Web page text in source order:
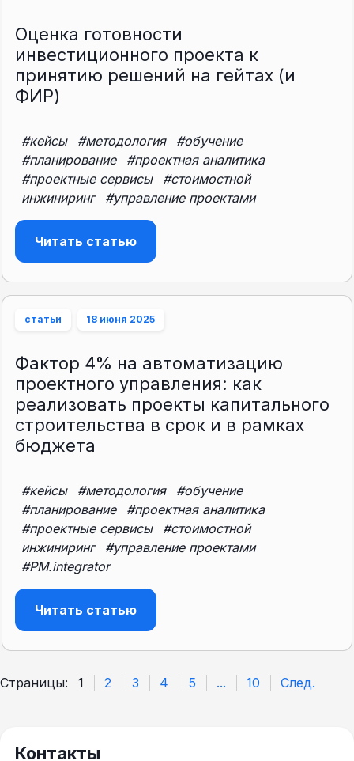
Оценка готовности
инвестиционного проекта к
принятию решений на гейтах (и
ФИР)
#кейсы #методология
#обучение
#планирование
#проектная аналитика
#проектные сервисы
#стоимостной
инжиниринг
#управление проектами
Читать статью
статьи 18 июня 2025
Фактор 4% на автоматизацию
проектного управления: как
реализовать проекты капитального
строительства в срок и в рамках
бюджета
#кейсы #методология
#обучение
#планирование
#проектная аналитика
#проектные сервисы
#стоимостной
инжиниринг
#управление проектами
#PM.integrator
Читать статью
Страницы: 1 2 3 4 5 ... 10 След.
Контакты